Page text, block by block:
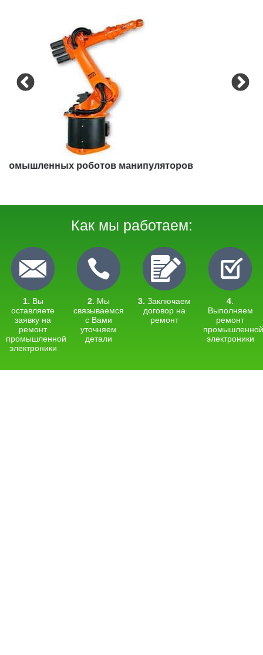
Производственных линий
Как мы работаем:
1. Вы
оставляете
заявку на
ремонт
промышленной
электроники
2. Мы
связываемся
с Вами
уточняем
детали
3. Заключаем
договор на
ремонт
4.
Выполняем
ремонт
промышленной
электроники